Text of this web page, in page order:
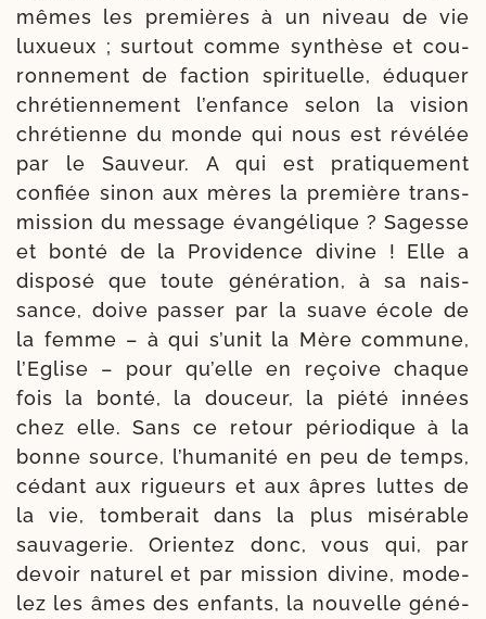
mêmes les pre­mières à un niveau de vie
luxueux ; sur­tout comme syn­thèse et cou­
ron­ne­ment de fac­tion spi­ri­tuelle, édu­quer
chré­tien­ne­ment l’en­fance selon la vision
chré­tienne du monde qui nous est révé­lée
par le Sauveur. A qui est pra­ti­que­ment
confiée sinon aux mères la pre­mière trans­
mission du mes­sage évan­gé­lique ? Sagesse
et bon­té de la Pro­vidence divine ! Elle a
dis­po­sé que toute géné­ra­tion, à sa nais­
sance, doive pas­ser par la suave école de
la femme – à qui s’u­nit la Mère com­mune,
l’Eglise – pour qu’elle en reçoive chaque
fois la bon­té, la dou­ceur, la pié­té innées
chez elle. Sans ce retour pério­dique à la
bonne source, l’hu­ma­ni­té en peu de temps,
cédant aux rigueurs et aux âpres luttes de
la vie, tom­berait dans la plus misé­rable
sau­va­ge­rie. Orientez donc, vous qui, par
devoir natu­rel et par mis­sion divine, mode­
lez les âmes des enfants, la nou­velle géné­